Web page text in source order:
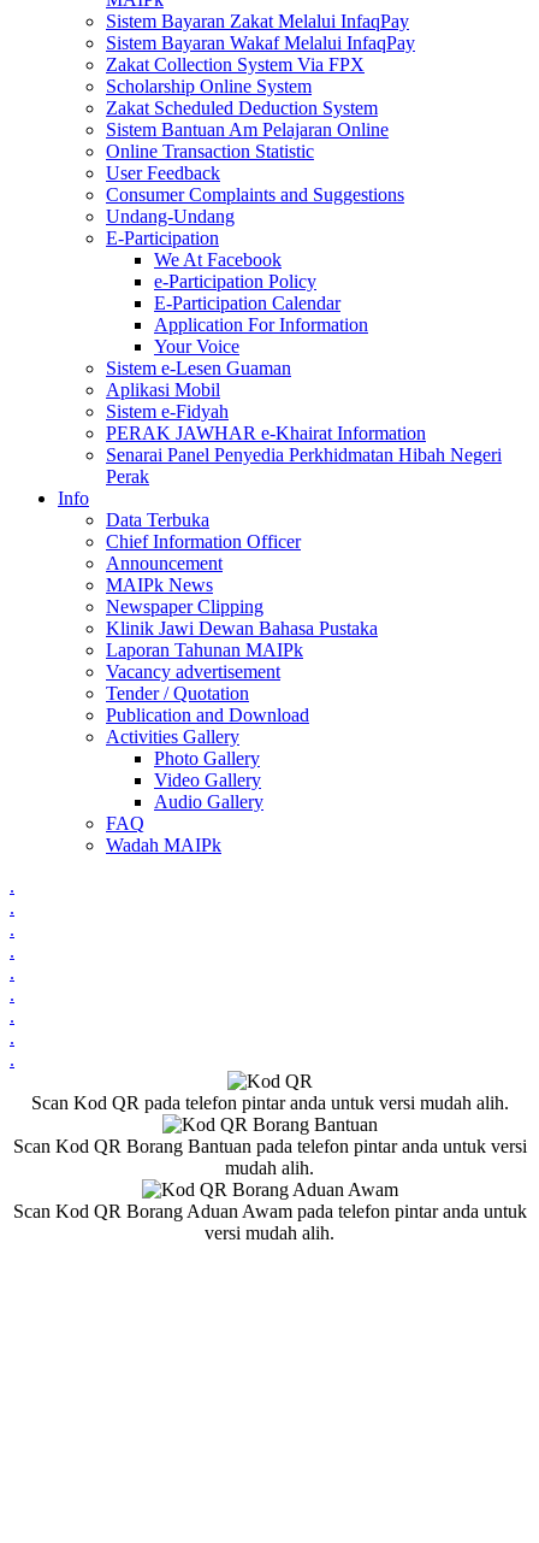
Sistem Bayaran Zakat Melalui InfaqPay
Sistem Bayaran Wakaf Melalui InfaqPay
Zakat Collection System Via FPX
Scholarship Online System
Zakat Scheduled Deduction System
Sistem Bantuan Am Pelajaran Online
Online Transaction Statistic
User Feedback
Consumer Complaints and Suggestions
Undang-Undang
E-Participation
We At Facebook
e-Participation Policy
E-Participation Calendar
Application For Information
Your Voice
Sistem e-Lesen Guaman
Aplikasi Mobil
Sistem e-Fidyah
PERAK JAWHAR e-Khairat Information
Senarai Panel Penyedia Perkhidmatan Hibah Negeri
Perak
Info
Data Terbuka
Chief Information Officer
Announcement
MAIPk News
Newspaper Clipping
Klinik Jawi Dewan Bahasa Pustaka
Laporan Tahunan MAIPk
Vacancy advertisement
Tender / Quotation
Publication and Download
Activities Gallery
Photo Gallery
Video Gallery
Audio Gallery
FAQ
Wadah MAIPk
.
.
.
.
.
.
.
.
.
Scan Kod QR pada telefon pintar anda untuk versi mudah alih.
Scan Kod QR Borang Bantuan pada telefon pintar anda untuk versi
mudah alih.
Scan Kod QR Borang Aduan Awam pada telefon pintar anda untuk
versi mudah alih.